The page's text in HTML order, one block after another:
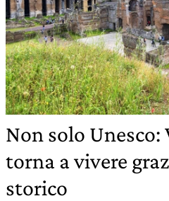
Non solo
torna a vivere
storico